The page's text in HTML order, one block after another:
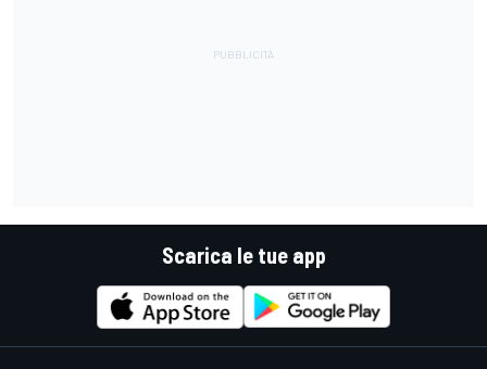
Scarica le tue app